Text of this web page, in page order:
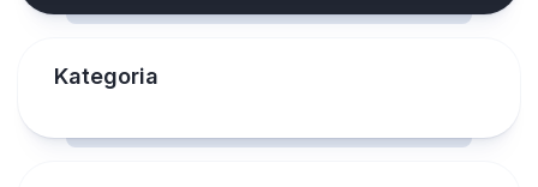
Kategoria